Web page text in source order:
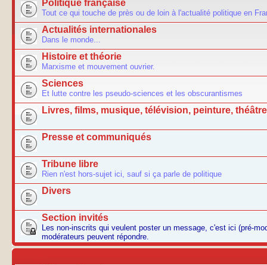
Politique française
Tout ce qui touche de près ou de loin à l'actualité politique en
Actualités internationales
Dans le monde...
Histoire et théorie
Marxisme et mouvement ouvrier.
Sciences
Et lutte contre les pseudo-sciences et les obscurantismes
Livres, films, musique, télévision, peinture,
Presse et communiqués
Tribune libre
Rien n'est hors-sujet ici, sauf si ça parle de politique
Divers
Section invités
Les non-inscrits qui veulent poster un message, c'est ici (pré-
modérateurs peuvent répondre.